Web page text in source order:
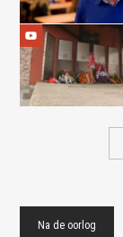
Na de oorlog